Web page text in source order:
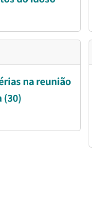
na reunião
(30)